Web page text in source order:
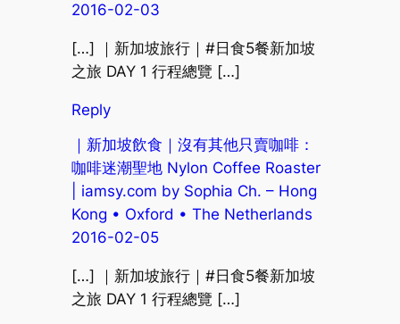
2016-02-03
[…] ｜新加坡旅行｜#日食5餐新加坡
之旅 DAY 1 行程總覽 […]
Reply
｜新加坡飲食｜沒有其他只賣咖啡：
咖啡迷潮聖地 Nylon Coffee Roaster
| iamsy.com by Sophia Ch. – Hong
Kong • Oxford • The Netherlands
2016-02-05
[…] ｜新加坡旅行｜#日食5餐新加坡
之旅 DAY 1 行程總覽 […]